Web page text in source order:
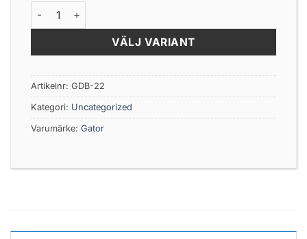
Gator DeadBait 22cm mängd
VÄLJ VARIANT
Artikelnr: GDB-22
Kategori: Uncategorized
Varumärke: Gator